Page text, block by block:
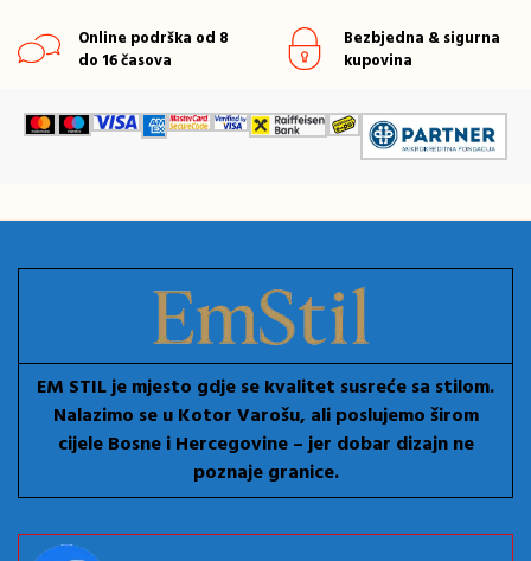
Online podrška od 8
do 16 časova
Bezbjedna & sigurna
kupovina
EM STIL je mjesto gdje se kvalitet susreće sa stilom.
Nalazimo se u Kotor Varošu, ali poslujemo širom
cijele Bosne i Hercegovine – jer dobar dizajn ne
poznaje granice.